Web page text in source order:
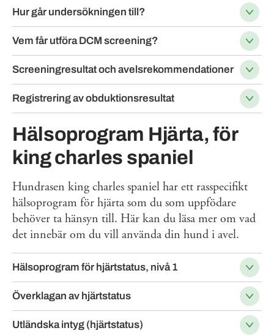
Hur går undersökningen till?
Vem får utföra DCM screening?
Screeningresultat och avelsrekommendationer
Registrering av obduktionsresultat
Hälsoprogram Hjärta, för
king charles spaniel
Hundrasen king charles spaniel har ett rasspecifikt
hälsoprogram för hjärta som du som uppfödare
behöver ta hänsyn till. Här kan du läsa mer om vad
det innebär om du vill använda din hund i avel.
Hälsoprogram för hjärtstatus, nivå 1
Överklagan av hjärtstatus
Utländska intyg (hjärtstatus)